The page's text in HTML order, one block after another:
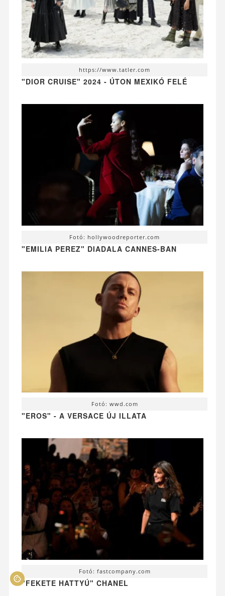
https://www.tatler.com
"DIOR CRUISE" 2024 - ÚTON MEXIKÓ FELÉ
Fotó: hollywoodreporter.com
"EMILIA PEREZ" DIADALA CANNES-BAN
Fotó: wwd.com
"EROS" - A VERSACE ÚJ ILLATA
Fotó: fastcompany.com
"FEKETE HATTYÚ" CHANEL